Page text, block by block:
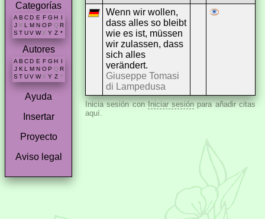
Categorías
A B C D E F G H I
J K L M N O P Q R
S T U V W X Y Z *
Autores
A B C D E F G H
J K L M N O P Q R
S T U V W X Y Z *
Ayuda
Insertar
Proyecto
Aviso legal
Wenn wir wollen,
dass alles so bleibt
wie es ist, müssen
wir zulassen, dass
sich alles
verändert.
Giuseppe Tomasi
di Lampedusa
Inicia sesión conIniciar sesiónpara añadir citas
aquí.